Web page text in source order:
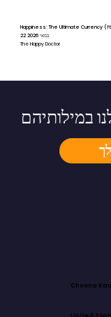
Happiness: The Ultimate Currency
22 במאי 2026
The Happy Doctor
במילותיהם
Cheena